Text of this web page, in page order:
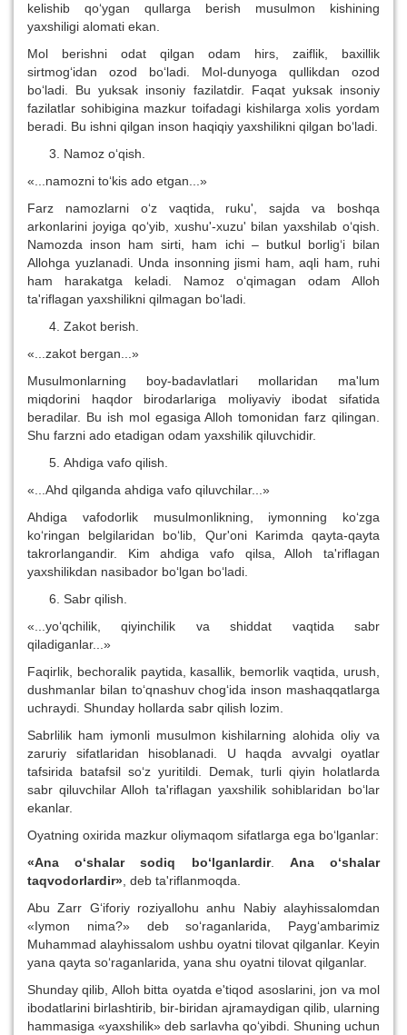
kelishib qo‘ygan qullarga berish musulmon kishining
yaxshiligi alomati ekan.
Mol berishni odat qilgan odam hirs, zaiflik, baxillik
sirtmog‘idan ozod bo‘ladi. Mol-dunyoga qullikdan ozod
bo‘ladi. Bu yuksak insoniy fazilatdir. Faqat yuksak insoniy
fazilatlar sohibigina mazkur toifadagi kishilarga xolis yordam
beradi. Bu ishni qilgan inson haqiqiy yaxshilikni qilgan bo‘ladi.
Namoz o‘qish.
«...namozni to‘kis ado etgan...»
Farz namozlarni o‘z vaqtida, ruku', sajda va boshqa
arkonlarini joyiga qo‘yib, xushu'-xuzu' bilan yaxshilab o‘qish.
Namozda inson ham sirti, ham ichi – butkul borlig‘i bilan
Allohga yuzlanadi. Unda insonning jismi ham, aqli ham, ruhi
ham harakatga keladi. Namoz o‘qimagan odam Alloh
ta'riflagan yaxshilikni qilmagan bo‘ladi.
Zakot berish.
«...zakot bergan...»
Musulmonlarning boy-badavlatlari mollaridan ma'lum
miqdorini haqdor birodarlariga moliyaviy ibodat sifatida
beradilar. Bu ish mol egasiga Alloh tomonidan farz qilingan.
Shu farzni ado etadigan odam yaxshilik qiluvchidir.
Ahdiga vafo qilish.
«...Ahd qilganda ahdiga vafo qiluvchilar...»
Ahdiga vafodorlik musulmonlikning, iymonning ko‘zga
ko‘ringan belgilaridan bo‘lib, Qur'oni Karimda qayta-qayta
takrorlangandir. Kim ahdiga vafo qilsa, Alloh ta'riflagan
yaxshilikdan nasibador bo‘lgan bo‘ladi.
Sabr qilish.
«...yo‘qchilik, qiyinchilik va shiddat vaqtida sabr
qiladiganlar...»
Faqirlik, bechoralik paytida, kasallik, bemorlik vaqtida, urush,
dushmanlar bilan to‘qnashuv chog‘ida inson mashaqqatlarga
uchraydi. Shunday hollarda sabr qilish lozim.
Sabrlilik ham iymonli musulmon kishilarning alohida oliy va
zaruriy sifatlaridan hisoblanadi. U haqda avvalgi oyatlar
tafsirida batafsil so‘z yuritildi. Demak, turli qiyin holatlarda
sabr qiluvchilar Alloh ta'riflagan yaxshilik sohiblaridan bo‘lar
ekanlar.
Oyatning oxirida mazkur oliymaqom sifatlarga ega bo‘lganlar:
«Ana o‘shalar sodiq bo‘lganlardir.
Ana o‘shalar
taqvodorlardir» , deb ta'riflanmoqda.
Abu Zarr G‘iforiy roziyallohu anhu Nabiy alayhissalomdan
«Iymon nima?» deb so‘raganlarida, Payg‘ambarimiz
Muhammad alayhissalom ushbu oyatni tilovat qilganlar. Keyin
yana qayta so‘raganlarida, yana shu oyatni tilovat qilganlar.
Shunday qilib, Alloh bitta oyatda e'tiqod asoslarini, jon va mol
ibodatlarini birlashtirib, bir-biridan ajramaydigan qilib, ularning
hammasiga «yaxshilik» deb sarlavha qo‘yibdi. Shuning uchun